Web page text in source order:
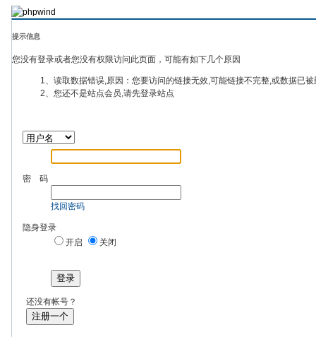
提示信息
您没有登录或者您没有权限访问此页面，可能有如下几个原因
1、读取数据错误,原因：您要访问的链接无效,可能链接不完整,或数据已
2、您还不是站点会员,请先登录站点
密 码
找回密码
隐身登录
开启
关闭
登录
还没有帐号？
注册一个